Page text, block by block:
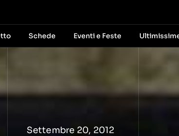
Schede Eventi e Feste
Settembre 20, 2012